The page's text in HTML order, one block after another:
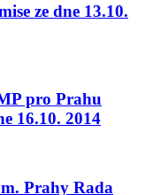
ze dne 13.10.
pro Prahu
16.10. 2014
Prahy Rada